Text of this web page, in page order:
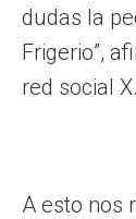
dudas la
Frigerio”,
red social X.
A esto nos